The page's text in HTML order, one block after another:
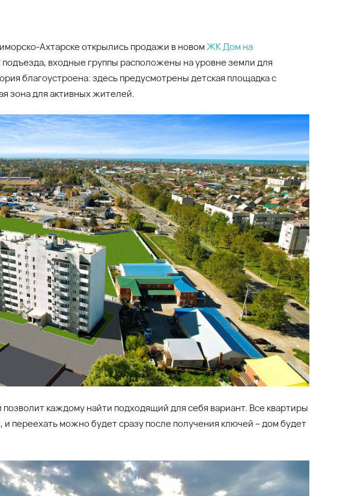
Ахтарске открылись продажи в новомЖК Дом на
подъезда, входные группы расположены на уровне земли для
благоустроена: здесь предусмотрены детская площадка с
зона для активных жителей.
каждому найти подходящий для себя вариант. Все квартиры
и переехать можно будет сразу после получения ключей – дом будет
установлена вся сантехника, на кухне есть мойка и газовая
отопления. Наклеены светлые виниловые обои, в комнатах
в санузлах – керамическая плитка на полу и водостойкая краска на
все необходимое: две школы, три детских сада, магазины,
фермерскими продуктами. Вокруг нет высокой застройки, что
дышите свежим воздухом, наслаждайтесь видами! Дом будет сдан
старте продаж, – самые выгодные цены! Примите решение уже
собственной квартире!
в Приморско-Ахтарске? Задать вопрос, выбрать и забронировать
7-111, или оставьте заявку, и мы сами вам перезвоним!